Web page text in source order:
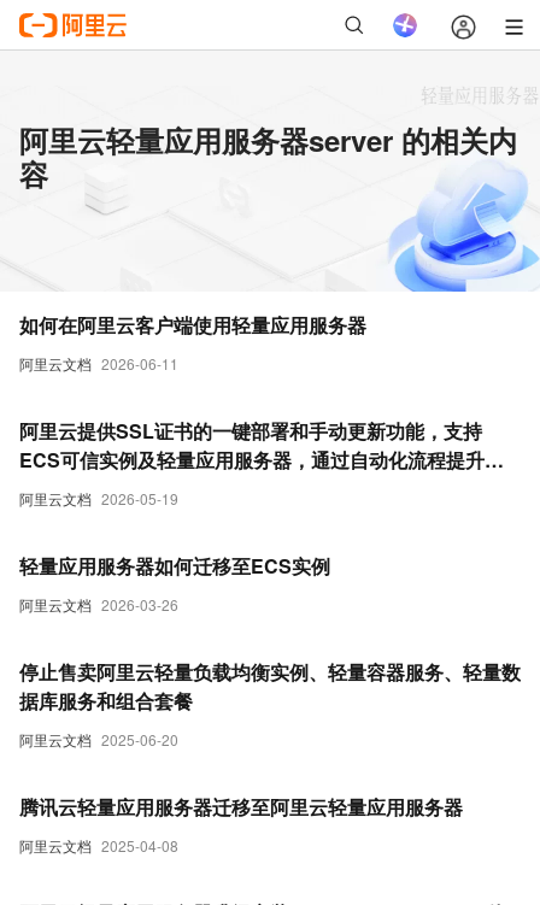
阿里云轻量应用服务器server 的相关内
容
阿里云文档 2026-06-11
如何在阿里云客户端使用轻量应用服务器
阿里云文档 2026-05-19
阿里云提供SSL证书的一键部署和手动更新功能，支持
ECS可信实例及轻量应用服务器，通过自动化流程提升部
署效率并降低配置风险。
阿里云文档 2026-03-26
轻量应用服务器如何迁移至ECS实例
阿里云文档 2025-06-20
停止售卖阿里云轻量负载均衡实例、轻量容器服务、轻量数
据库服务和组合套餐
阿里云文档 2025-04-08
腾讯云轻量应用服务器迁移至阿里云轻量应用服务器